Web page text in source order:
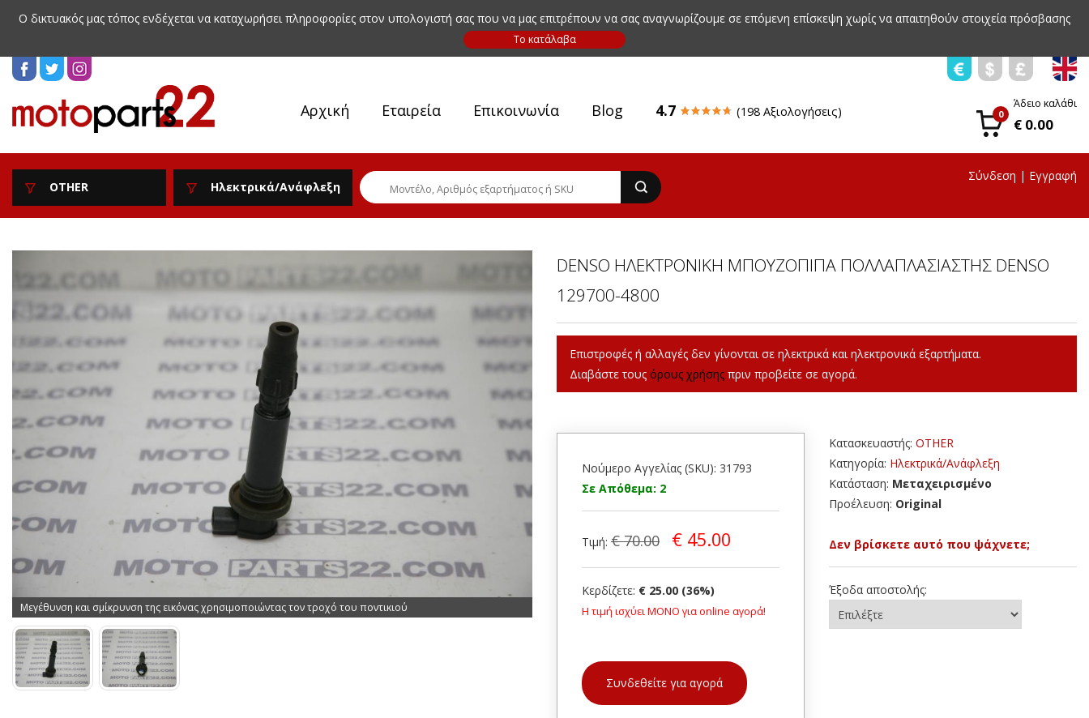
Ο δικτυακός μας τόπος ενδέχεται να καταχωρήσει πληροφορίες στον υπολογιστή σας που να μας επιτρέπουν να σας αναγνωρίζουμε σε επόμενη επίσκεψη χωρίς να απαιτηθούν στοιχεία πρόσβασης
Αρχική Εταιρεία Επικοινωνία Blog 4.7 (198 Αξιολογήσεις) 0
Άδειο καλάθι
€ 0.00
OTHER Ηλεκτρικά/Ανάφλεξη
Σύνδεση | Εγγραφή
Μεγέθυνση και σμίκρυνση της εικόνας χρησιμοποιώντας τον τροχό του ποντικιού
DENSO ΗΛΕΚΤΡΟΝΙΚΗ ΜΠΟΥΖΟΠΙΠΑ ΠΟΛΛΑΠΛΑΣΙΑΣΤΗΣ DENSO
129700-4800
Επιστροφές ή αλλαγές δεν γίνονται σε ηλεκτρικά και ηλεκτρονικά εξαρτήματα.
Διαβάστε τους όρους χρήσης πριν προβείτε σε αγορά.
Νούμερο Αγγελίας (SKU): 31793
Σε Απόθεμα: 2
Τιμή: € 70.00 € 45.00
Κερδίζετε: € 25.00 (36%)
Η τιμή ισχύει ΜΟΝΟ για online αγορά!
Συνδεθείτε για αγορά
Κατασκευαστής: OTHER
Κατηγορία: Ηλεκτρικά/Ανάφλεξη
Κατάσταση: Μεταχειρισμένο
Προέλευση: Original
Δεν βρίσκετε αυτό που ψάχνετε;
Έξοδα αποστολής: